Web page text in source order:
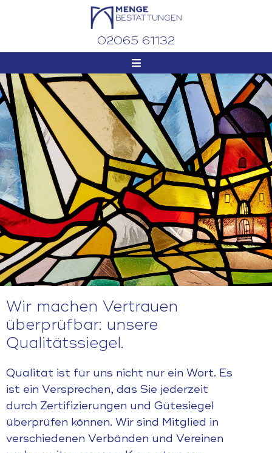
02065 61132
Wir machen Vertrauen
überprüfbar: unsere
Qualitätssiegel.
Qualität ist für uns nicht nur ein Wort. Es
ist ein Versprechen, das Sie jederzeit
durch Zertifizierungen und Gütesiegel
überprüfen können. Wir sind Mitglied in
verschiedenen Verbänden und Vereinen